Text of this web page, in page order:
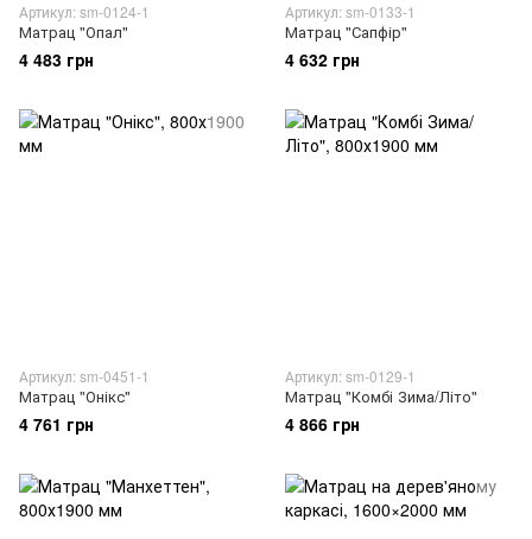
Артикул: sm-0124-1
Матрац "Опал"
4 483 грн
Артикул: sm-0133-1
Матрац "Сапфір"
4 632 грн
Артикул: sm-0451-1
Матрац "Онікс"
4 761 грн
Артикул: sm-0129-1
Матрац "Комбі Зима/Літо"
4 866 грн